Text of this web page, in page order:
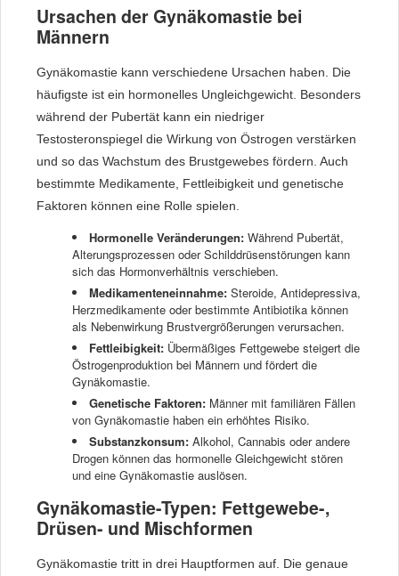
Ursachen der Gynäkomastie bei
Männern
Gynäkomastie kann verschiedene Ursachen haben. Die
häufigste ist ein hormonelles Ungleichgewicht. Besonders
während der Pubertät kann ein niedriger
Testosteronspiegel die Wirkung von Östrogen verstärken
und so das Wachstum des Brustgewebes fördern. Auch
bestimmte Medikamente, Fettleibigkeit und genetische
Faktoren können eine Rolle spielen.
Hormonelle Veränderungen: Während Pubertät,
Alterungsprozessen oder Schilddrüsenstörungen kann
sich das Hormonverhältnis verschieben.
Medikamenteneinnahme: Steroide, Antidepressiva,
Herzmedikamente oder bestimmte Antibiotika können
als Nebenwirkung Brustvergrößerungen verursachen.
Fettleibigkeit: Übermäßiges Fettgewebe steigert die
Östrogenproduktion bei Männern und fördert die
Gynäkomastie.
Genetische Faktoren: Männer mit familiären Fällen
von Gynäkomastie haben ein erhöhtes Risiko.
Substanzkonsum: Alkohol, Cannabis oder andere
Drogen können das hormonelle Gleichgewicht stören
und eine Gynäkomastie auslösen.
Gynäkomastie-Typen: Fettgewebe-,
Drüsen- und Mischformen
Gynäkomastie tritt in drei Hauptformen auf. Die genaue